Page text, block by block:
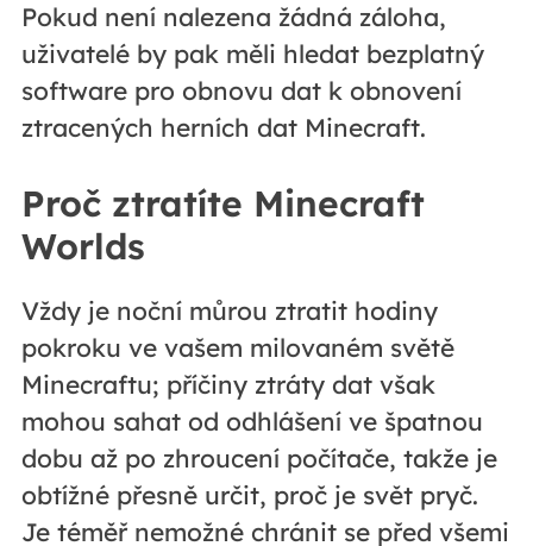
Pokud není nalezena žádná záloha,
uživatelé by pak měli hledat bezplatný
software pro obnovu dat k obnovení
ztracených herních dat Minecraft.
Proč ztratíte Minecraft
Worlds
Vždy je noční můrou ztratit hodiny
pokroku ve vašem milovaném světě
Minecraftu; příčiny ztráty dat však
mohou sahat od odhlášení ve špatnou
dobu až po zhroucení počítače, takže je
obtížné přesně určit, proč je svět pryč.
Je téměř nemožné chránit se před všemi